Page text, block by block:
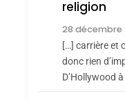
religion
28 décembre
[…] carrière et
donc rien
D’Hollywood